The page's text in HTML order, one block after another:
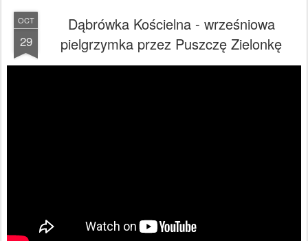
OCT
29
Dąbrówka Kościelna - wrześniowa
pielgrzymka przez Puszczę Zielonkę